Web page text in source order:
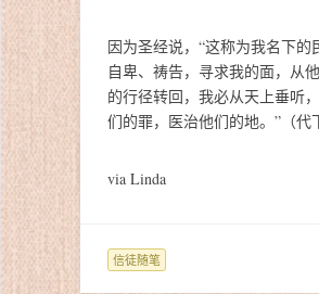
因为圣经说，“这称为我名下的
自卑、祷告，寻求我的面，从
的行径转回，我必从天上垂听
们的罪，医治他们的地。”（代
via Linda
信徒随笔